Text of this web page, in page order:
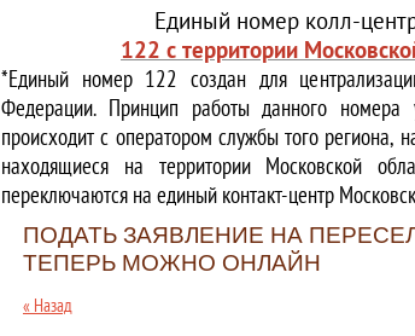
Единый номер колл-
122 с территории
*Единый номер 122 создан для
Федерации. Принцип работы данного номера
происходит с оператором службы того региона,
находящиеся на территории Московской
переключаются на единый контакт-центр
ПОДАТЬ ЗАЯВЛЕНИЕ НА
ТЕПЕРЬ МОЖНО ОНЛАЙН
« Назад